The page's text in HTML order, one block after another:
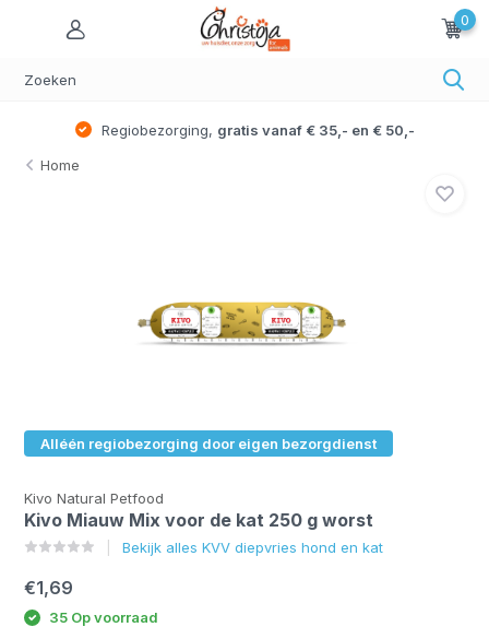
0
Regiobezorging, gratis vanaf € 35,- en € 50,-
Home
Alléén regiobezorging door eigen bezorgdienst
Kivo Natural Petfood
Kivo Miauw Mix voor de kat 250 g worst
Bekijk alles KVV diepvries hond en kat
€1,69
35 Op voorraad